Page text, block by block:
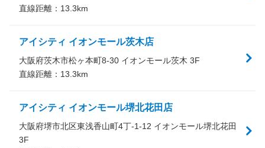
直線距離： 13.3km
アイシティ イオンモール茨木店
大阪府茨木市松ヶ本町8-30 イオンモール茨木 3F
直線距離： 13.3km
アイシティ イオンモール堺北花田店
大阪府堺市北区東浅香山町4丁-1-12 イオンモール堺北花田
3F